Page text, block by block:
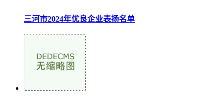
三河市2024年优良企业表扬名单